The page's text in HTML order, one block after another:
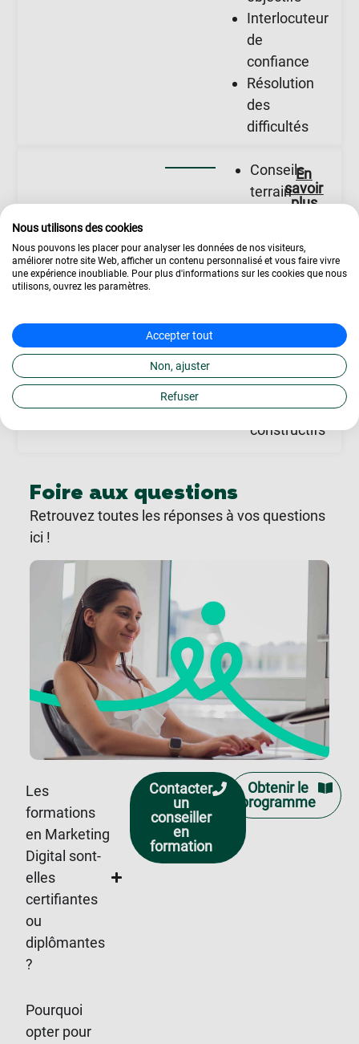
Interlocuteur
de
confiance
Résolution
des
difficultés
Votre
Expert
secteur
Conseils
terrain
Explications
détaillées
et
révision
professionnelle
Retours
constructifs
En
savoir
plus
Foire aux questions
Retrouvez toutes les réponses à vos questions
ici !
Les
formations
en Marketing
Digital sont-
elles
certifiantes
ou
diplômantes
?
Pourquoi
opter pour
Contacter
un
conseiller
en
formation
Obtenir le
programme
Nous utilisons des cookies
Nous pouvons les placer pour analyser les données de nos visiteurs,
améliorer notre site Web, afficher un contenu personnalisé et vous faire vivre
une expérience inoubliable. Pour plus d'informations sur les cookies que nous
utilisons, ouvrez les paramètres.
Accepter tout
Non, ajuster
Refuser